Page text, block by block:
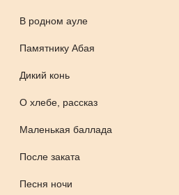
В родном ауле
Памятнику Абая
Дикий конь
О хлебе, рассказ
Маленькая баллада
После заката
Песня ночи